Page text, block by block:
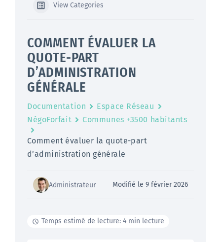
View Categories
COMMENT ÉVALUER LA
QUOTE-PART
D’ADMINISTRATION
GÉNÉRALE
Documentation
Espace Réseau
NégoForfait
Communes +3500 habitants
Comment évaluer la quote-part
d’administration générale
Administrateur Modifié le 9 février 2026
Temps estimé de lecture: 4 min lecture